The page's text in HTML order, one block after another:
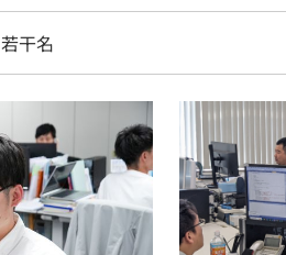
若干名